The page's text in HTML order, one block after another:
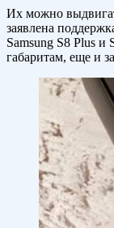
Их можно
заявлена
Samsung S8 Plus и
габаритам, еще и